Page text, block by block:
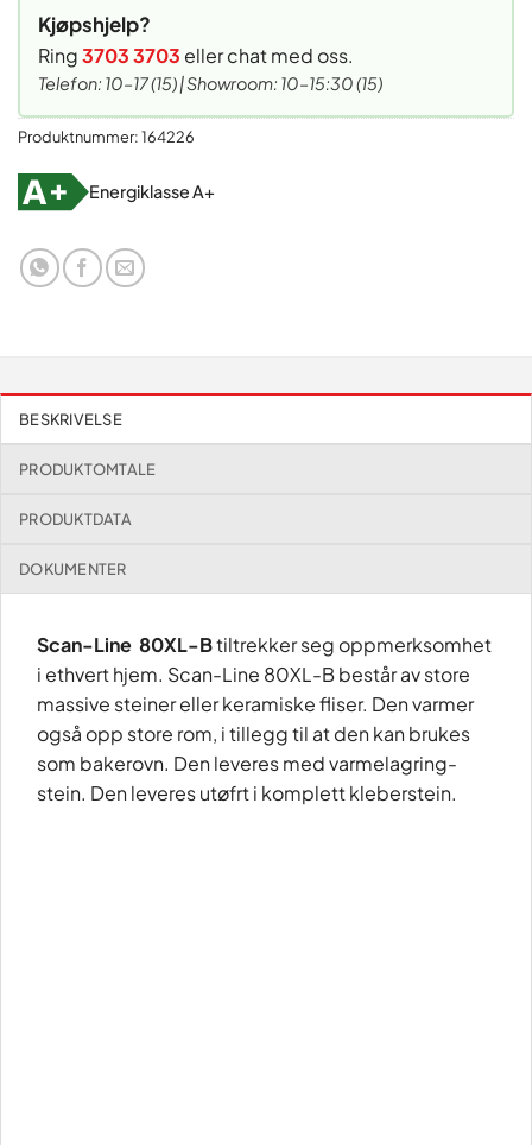
Kjøpshjelp?
Ring3703 3703 eller chat med oss.
Telefon: 10–17 (15) | Showroom: 10–15:30 (15)
Produktnummer:164226
Energiklasse A+
BESKRIVELSE
PRODUKTOMTALE
PRODUKTDATA
DOKUMENTER
Scan-Line 80XL-Btiltrekker seg oppmerksomhet
i ethvert hjem. Scan-Line 80XL-B består av store
massive steiner eller keramiske fliser. Den varmer
også opp store rom, i tillegg til at den kan brukes
som bakerovn. Den leveres med varmelagring-
stein. Den leveres utøfrt i komplett kleberstein.